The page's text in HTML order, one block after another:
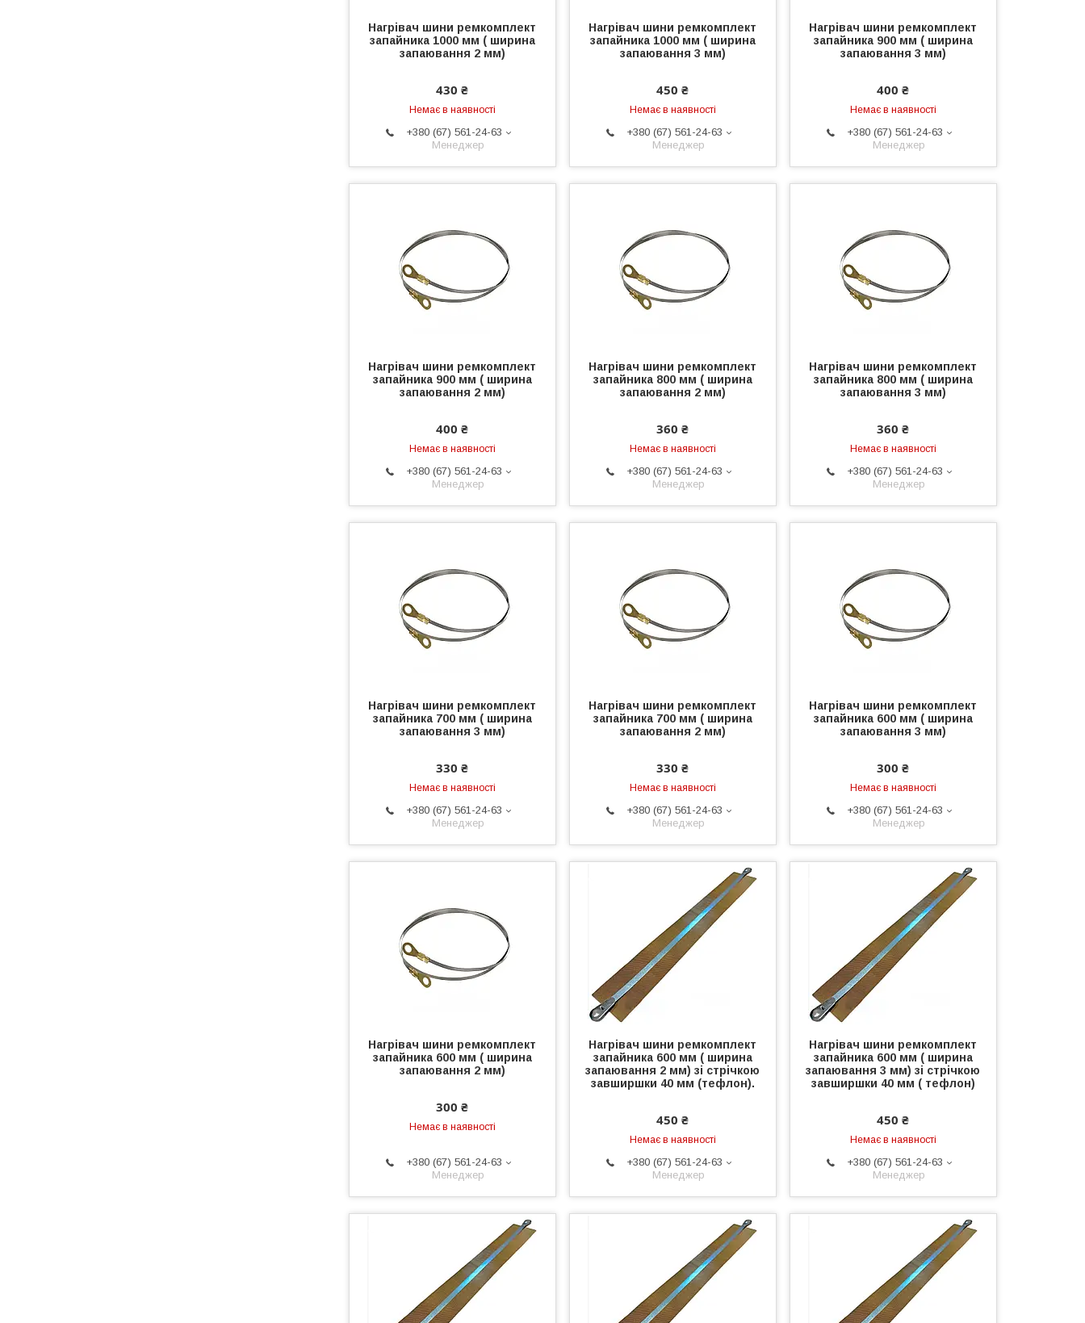
Нагрівач шини ремкомплект
запайника 1000 мм ( ширина
запаювання 2 мм)
430 ₴
Немає в наявності
+380 (67) 561-24-63
Менеджер
Нагрівач шини ремкомплект
запайника 1000 мм ( ширина
запаювання 3 мм)
450 ₴
Немає в наявності
+380 (67) 561-24-63
Менеджер
Нагрівач шини ремкомплект
запайника 900 мм ( ширина
запаювання 3 мм)
400 ₴
Немає в наявності
+380 (67) 561-24-63
Менеджер
Нагрівач шини ремкомплект
запайника 900 мм ( ширина
запаювання 2 мм)
400 ₴
Немає в наявності
+380 (67) 561-24-63
Менеджер
Нагрівач шини ремкомплект
запайника 800 мм ( ширина
запаювання 2 мм)
360 ₴
Немає в наявності
+380 (67) 561-24-63
Менеджер
Нагрівач шини ремкомплект
запайника 800 мм ( ширина
запаювання 3 мм)
360 ₴
Немає в наявності
+380 (67) 561-24-63
Менеджер
Нагрівач шини ремкомплект
запайника 700 мм ( ширина
запаювання 3 мм)
330 ₴
Немає в наявності
+380 (67) 561-24-63
Менеджер
Нагрівач шини ремкомплект
запайника 700 мм ( ширина
запаювання 2 мм)
330 ₴
Немає в наявності
+380 (67) 561-24-63
Менеджер
Нагрівач шини ремкомплект
запайника 600 мм ( ширина
запаювання 3 мм)
300 ₴
Немає в наявності
+380 (67) 561-24-63
Менеджер
Нагрівач шини ремкомплект
запайника 600 мм ( ширина
запаювання 2 мм)
300 ₴
Немає в наявності
+380 (67) 561-24-63
Менеджер
Нагрівач шини ремкомплект
запайника 600 мм ( ширина
запаювання 2 мм) зі стрічкою
завширшки 40 мм (тефлон).
450 ₴
Немає в наявності
+380 (67) 561-24-63
Менеджер
Нагрівач шини ремкомплект
запайника 600 мм ( ширина
запаювання 3 мм) зі стрічкою
завширшки 40 мм ( тефлон)
450 ₴
Немає в наявності
+380 (67) 561-24-63
Менеджер